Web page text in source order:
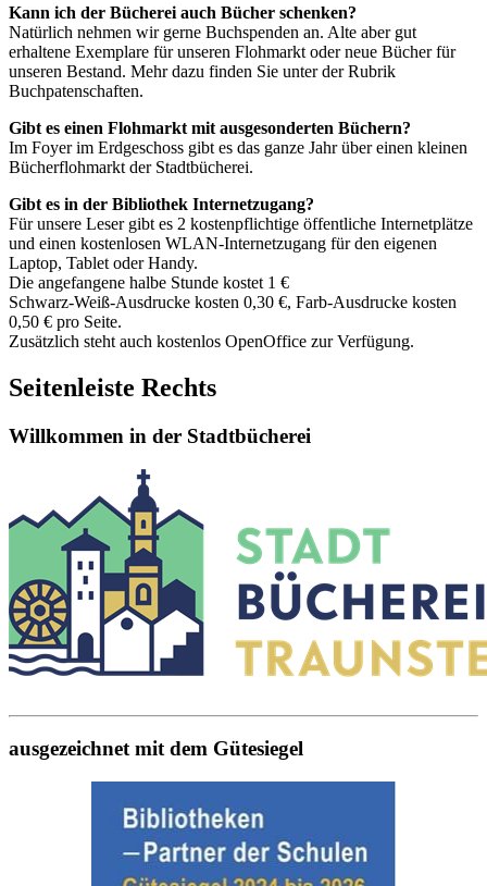
Kann ich der Bücherei auch Bücher schenken?
Natürlich nehmen wir gerne Buchspenden an. Alte aber gut
erhaltene Exemplare für unseren Flohmarkt oder neue Bücher für
unseren Bestand. Mehr dazu finden Sie unter der Rubrik
Buchpatenschaften.
Gibt es einen Flohmarkt mit ausgesonderten Büchern?
Im Foyer im Erdgeschoss gibt es das ganze Jahr über einen kleinen
Bücherflohmarkt der Stadtbücherei.
Gibt es in der Bibliothek Internetzugang?
Für unsere Leser gibt es 2 kostenpflichtige öffentliche Internetplätze
und einen kostenlosen WLAN-Internetzugang für den eigenen
Laptop, Tablet oder Handy.
Die angefangene halbe Stunde kostet 1 €
Schwarz-Weiß-Ausdrucke kosten 0,30 €, Farb-Ausdrucke kosten
0,50 € pro Seite.
Zusätzlich steht auch kostenlos OpenOffice zur Verfügung.
Seitenleiste Rechts
Willkommen in der Stadtbücherei
ausgezeichnet mit dem Gütesiegel